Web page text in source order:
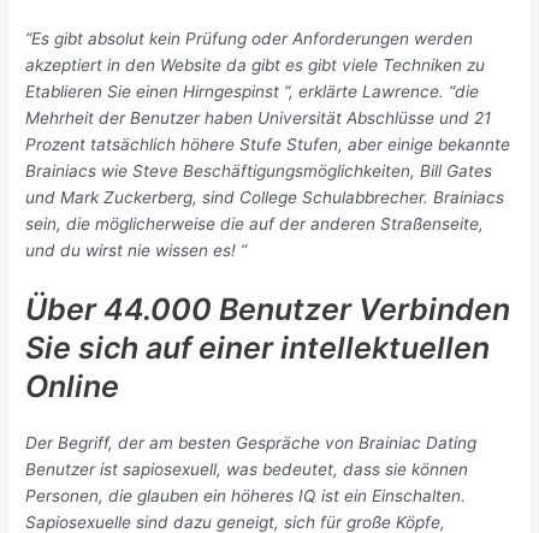
“Es gibt absolut kein Prüfung oder Anforderungen werden
akzeptiert in den Website da gibt es gibt viele Techniken zu
Etablieren Sie einen Hirngespinst “, erklärte Lawrence. “die
Mehrheit der Benutzer haben Universität Abschlüsse und 21
Prozent tatsächlich höhere Stufe Stufen, aber einige bekannte
Brainiacs wie Steve Beschäftigungsmöglichkeiten, Bill Gates
und Mark Zuckerberg, sind College Schulabbrecher. Brainiacs
sein, die möglicherweise die auf der anderen Straßenseite,
und du wirst nie wissen es! “
Über 44.000 Benutzer Verbinden
Sie sich auf einer intellektuellen
Online
Der Begriff, der am besten Gespräche von Brainiac Dating
Benutzer ist sapiosexuell, was bedeutet, dass sie können
Personen, die glauben ein höheres IQ ist ein Einschalten.
Sapiosexuelle sind dazu geneigt, sich für große Köpfe,